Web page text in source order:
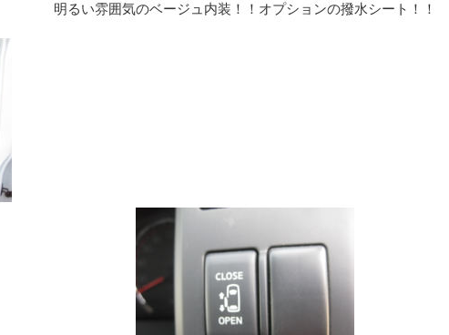
明るい雰囲気のベージュ内装！！オプションの撥水シート！！